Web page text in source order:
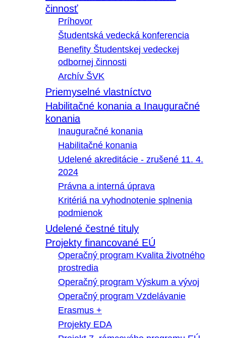
činnosť
Príhovor
Študentská vedecká konferencia
Benefity Študentskej vedeckej
odbornej činnosti
Archív ŠVK
Priemyselné vlastníctvo
Habilitačné konania a Inauguračné
konania
Inauguračné konania
Habilitačné konania
Udelené akreditácie - zrušené 11. 4.
2024
Právna a interná úprava
Kritériá na vyhodnotenie splnenia
podmienok
Udelené čestné tituly
Projekty financované EÚ
Operačný program Kvalita životného
prostredia
Operačný program Výskum a vývoj
Operačný program Vzdelávanie
Erasmus +
Projekty EDA